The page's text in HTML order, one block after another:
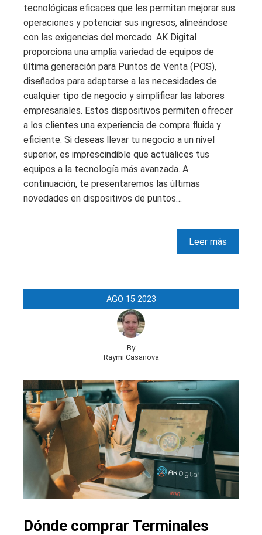
tecnológicas eficaces que les permitan mejorar sus
operaciones y potenciar sus ingresos, alineándose
con las exigencias del mercado. AK Digital
proporciona una amplia variedad de equipos de
última generación para Puntos de Venta (POS),
diseñados para adaptarse a las necesidades de
cualquier tipo de negocio y simplificar las labores
empresariales. Estos dispositivos permiten ofrecer
a los clientes una experiencia de compra fluida y
eficiente. Si deseas llevar tu negocio a un nivel
superior, es imprescindible que actualices tus
equipos a la tecnología más avanzada. A
continuación, te presentaremos las últimas
novedades en dispositivos de puntos…
Leer más
AGO 15 2023
By
Raymi Casanova
Dónde comprar Terminales